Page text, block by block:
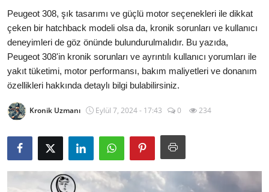
İletişim
Trafik & Cezalar
Sigorta & Kasko
Vergi & ÖTV & MTV
Muayene & Ruhsat
Sorgulamalar
Peugeot 308, şık tasarımı ve güçlü motor seçenekleri ile dikkat
çeken bir hatchback modeli olsa da, kronik sorunları ve kullanıcı
deneyimleri de göz önünde bulundurulmalıdır. Bu yazıda,
Peugeot 308'in kronik sorunları ve ayrıntılı kullanıcı yorumları ile
yakıt tüketimi, motor performansı, bakım maliyetleri ve donanım
özellikleri hakkında detaylı bilgi bulabilirsiniz.
Kronik Uzmanı Eylül 7, 2024 - 17:43 0 234